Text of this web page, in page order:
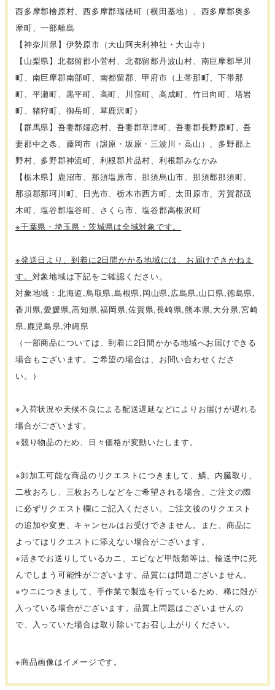
西多摩郡檜原村、西多摩郡瑞穂町（横田基地）、西多摩郡奥多
摩町、一部離島
【神奈川県】伊勢原市（大山阿夫利神社・大山寺）
【山梨県】北都留郡小菅村、北都留郡丹波山村、南巨摩郡早川
町、南巨摩郡南部町、南都留郡、甲府市（上帯那町、下帯那
町、平瀬町、黒平町、高町、川窪町、高成町、竹日向町、塔岩
町、猪狩町、御岳町、草鹿沢町）
【群馬県】吾妻郡嬬恋村、吾妻郡草津町、吾妻郡長野原町、吾
妻郡中之条、藤岡市（譲原・坂原・三波川・高山）、多野郡上
野村、多野郡神流町、利根郡片品村、利根郡みなかみ
【栃木県】鹿沼市、那須塩原市、那須烏山市、那須郡那須町、
那須郡那珂川町、日光市、栃木市西方町、太田原市、芳賀郡茂
木町、塩谷郡塩谷町、さくら市、塩谷郡高根沢町
※千葉県・埼玉県・茨城県は全域対象です。
※発送日より、到着に2日間かかる地域には、お届けできかねま
す。 対象地域は下記をご確認ください。
対象地域：北海道,鳥取県,島根県,岡山県,広島県,山口県,徳島県,
香川県,愛媛県,高知県,福岡県,佐賀県,長崎県,熊本県,大分県,宮崎
県,鹿児島県,沖縄県
（一部商品については、到着に2日間かかる地域へお届けできる
場合もございます。ご希望の場合は、お問い合わせくださ
い。）
※入荷状況や天候不良による配送遅延などによりお届けが遅れる
場合がございます。
※競り物品のため、日々価格が変動いたします。
※卸加工可能な商品のリクエストにつきまして、鱗、内臓取り、
二枚おろし、三枚おろしなどをご希望される場合、ご注文の際
に必ずリクエスト欄にご記入ください。ご注文後のリクエスト
の追加や変更、キャンセルはお受けできません。また、商品に
よってはリクエストに添えない場合がございます。
※活きでお送りしているカニ、エビなど甲殻類等は、輸送中に死
んでしまう可能性がございます。品質には問題ございません。
※ウニにつきまして、手作業で製造を行っているため、稀に殻が
入っている場合がございます。品質上問題はございませんの
で、入っていた場合は取り除いてお召し上がりください。
※商品画像はイメージです。